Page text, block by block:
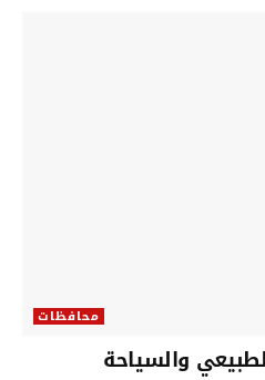
محافظات
والسياحة